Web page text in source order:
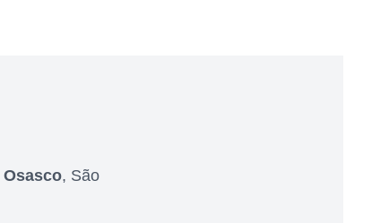
Osasco, São